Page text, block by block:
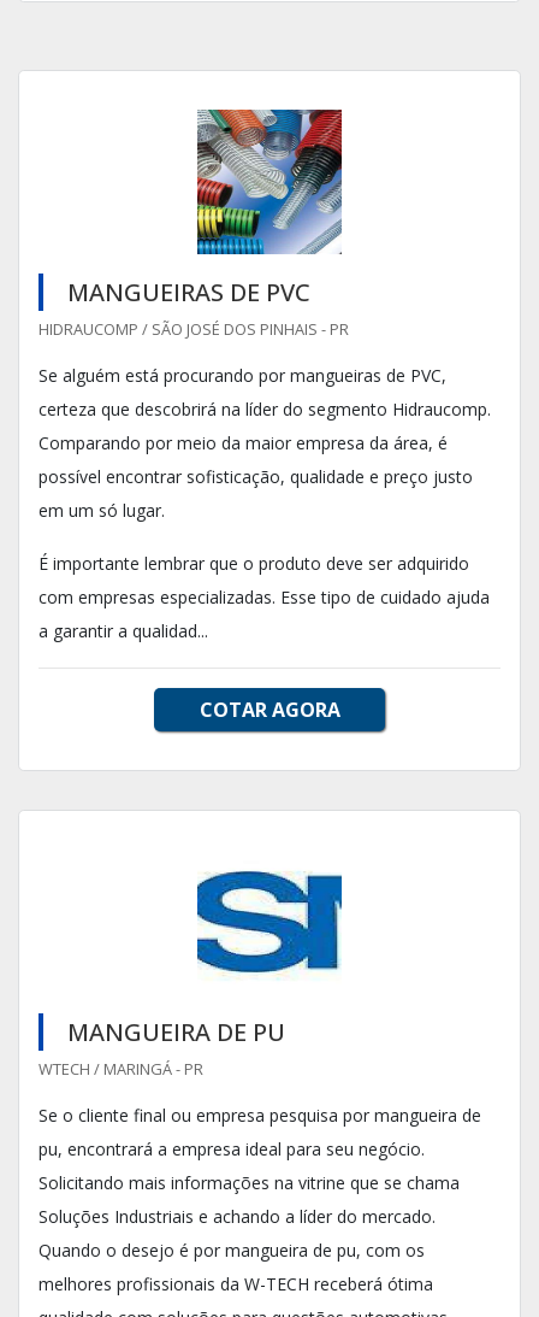
MANGUEIRAS DE PVC
HIDRAUCOMP / SÃO JOSÉ DOS PINHAIS - PR
Se alguém está procurando por mangueiras de PVC,
certeza que descobrirá na líder do segmento Hidraucomp.
Comparando por meio da maior empresa da área, é
possível encontrar sofisticação, qualidade e preço justo
em um só lugar.
É importante lembrar que o produto deve ser adquirido
com empresas especializadas. Esse tipo de cuidado ajuda
a garantir a qualidad...
COTAR AGORA
MANGUEIRA DE PU
WTECH / MARINGÁ - PR
Se o cliente final ou empresa pesquisa por mangueira de
pu, encontrará a empresa ideal para seu negócio.
Solicitando mais informações na vitrine que se chama
Soluções Industriais e achando a líder do mercado.
Quando o desejo é por mangueira de pu, com os
melhores profissionais da W-TECH receberá ótima